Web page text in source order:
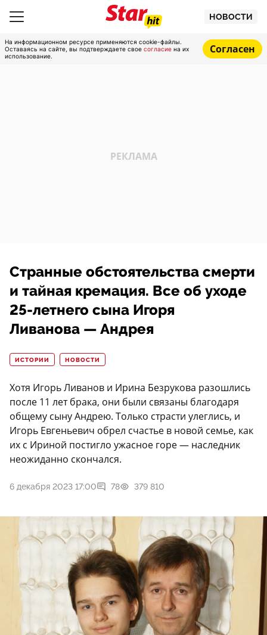
НОВОСТИ
На информационном ресурсе применяются cookie-файлы.
Оставаясь на сайте, вы подтверждаете свое согласие на их
использование.
Согласен
Странные обстоятельства смерти
и тайная кремация. Все об уходе
25-летнего сына Игоря
Ливанова — Андрея
ИСТОРИИ НОВОСТИ
Хотя Игорь Ливанов и Ирина Безрукова разошлись
после 11 лет брака, они были связаны благодаря
общему сыну Андрею. Только страсти улеглись, и
Игорь Евгеньевич обрел счастье в новой семье, как
их с Ириной постигло ужасное горе — наследник
неожиданно скончался.
6 декабря 2023 17:00 78 379 810